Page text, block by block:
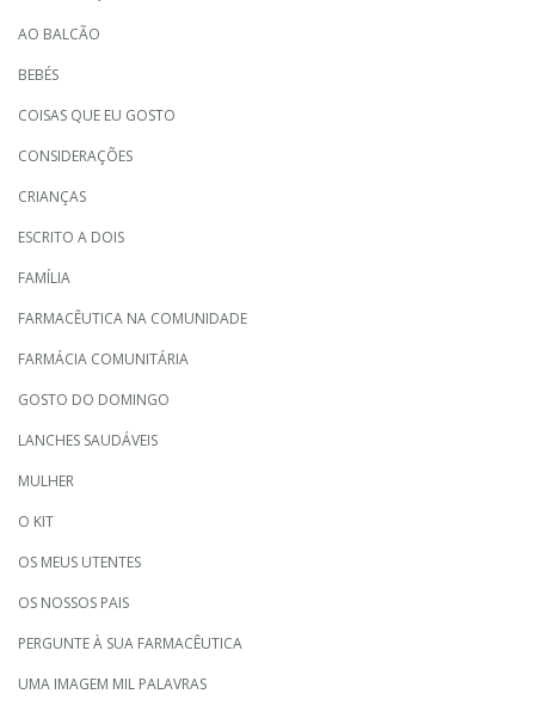
AO BALCÃO
BEBÉS
COISAS QUE EU GOSTO
CONSIDERAÇÕES
CRIANÇAS
ESCRITO A DOIS
FAMÍLIA
FARMACÊUTICA NA COMUNIDADE
FARMÁCIA COMUNITÁRIA
GOSTO DO DOMINGO
LANCHES SAUDÁVEIS
MULHER
O KIT
OS MEUS UTENTES
OS NOSSOS PAIS
PERGUNTE À SUA FARMACÊUTICA
UMA IMAGEM MIL PALAVRAS